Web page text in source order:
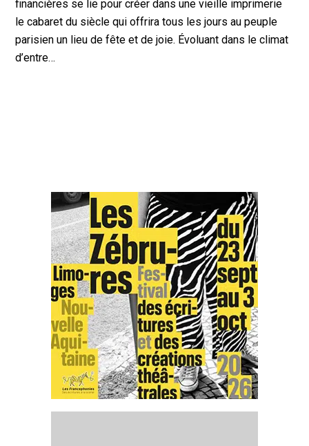
financières se lie pour créer dans une vieille imprimerie
le cabaret du siècle qui offrira tous les jours au peuple
parisien un lieu de fête et de joie. Évoluant dans le climat
d’entre…